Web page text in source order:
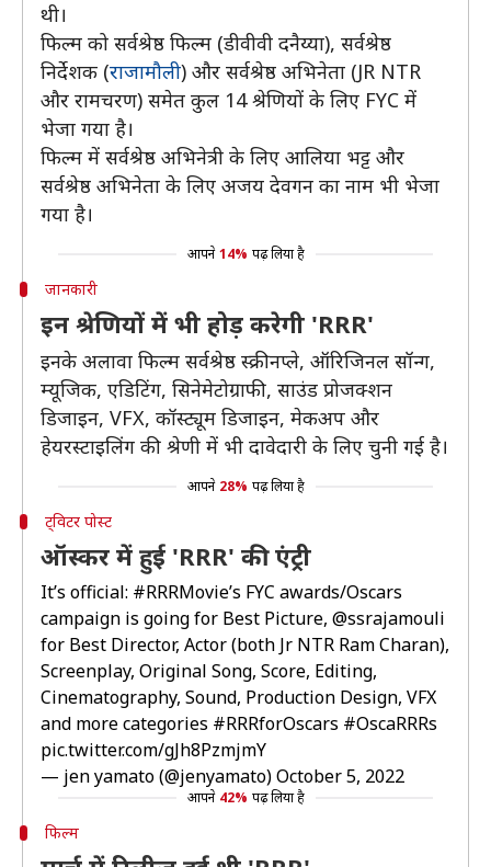
थी।
फिल्म को सर्वश्रेष्ठ फिल्म (डीवीवी दनैय्या), सर्वश्रेष्ठ
निर्देशक (राजामौली) और सर्वश्रेष्ठ अभिनेता (JR NTR
और रामचरण) समेत कुल 14 श्रेणियों के लिए FYC में
भेजा गया है।
फिल्म में सर्वश्रेष्ठ अभिनेत्री के लिए आलिया भट्ट और
सर्वश्रेष्ठ अभिनेता के लिए अजय देवगन का नाम भी भेजा
गया है।
आपने 14% पढ़ लिया है
जानकारी
इन श्रेणियों में भी होड़ करेगी 'RRR'
इनके अलावा फिल्म सर्वश्रेष्ठ स्क्रीनप्ले, ऑरिजिनल सॉन्ग,
म्यूजिक, एडिटिंग, सिनेमेटोग्राफी, साउंड प्रोजक्शन
डिजाइन, VFX, कॉस्ट्यूम डिजाइन, मेकअप और
हेयरस्टाइलिंग की श्रेणी में भी दावेदारी के लिए चुनी गई है।
आपने 28% पढ़ लिया है
ट्विटर पोस्ट
ऑस्कर में हुई 'RRR' की एंट्री
It’s official: #RRRMovie’s FYC awards/Oscars
campaign is going for Best Picture, @ssrajamouli
for Best Director, Actor (both Jr NTR Ram Charan),
Screenplay, Original Song, Score, Editing,
Cinematography, Sound, Production Design, VFX
and more categories #RRRforOscars #OscaRRRs
pic.twitter.com/gJh8PzmjmY
— jen yamato (@jenyamato)October 5, 2022
आपने 42% पढ़ लिया है
फिल्म